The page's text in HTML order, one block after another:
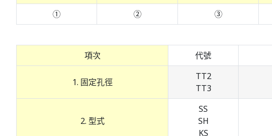
①
② ③
項次 代號
1. 固定孔徑
TT2
TT3
2. 型式
SS
SH
KS